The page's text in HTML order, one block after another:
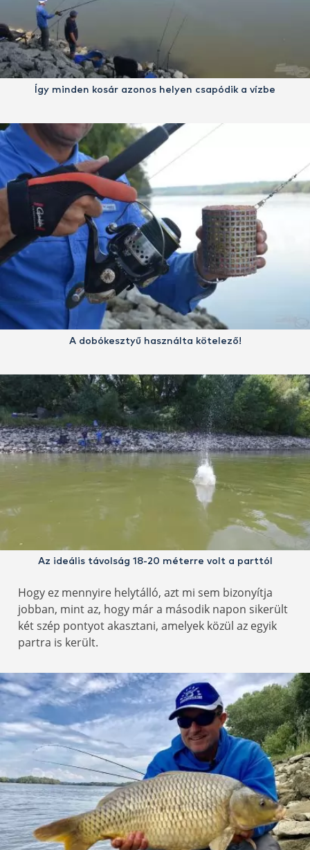
Így minden kosár azonos helyen csapódik a vízbe
A dobókesztyű használta kötelező!
Az ideális távolság 18-20 méterre volt a parttól
Hogy ez mennyire helytálló, azt mi sem bizonyítja
jobban, mint az, hogy már a második napon sikerült
két szép pontyot akasztani, amelyek közül az egyik
partra is került.